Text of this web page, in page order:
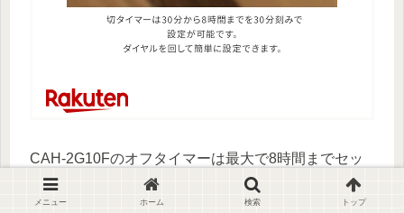
CAH-2G10Fのオフタイマーは最大で8時間までセッ
トできます。
メニュー ホーム 検索 トップ